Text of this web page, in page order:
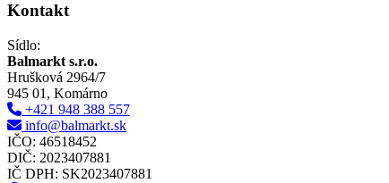
Kontakt
Sídlo:
Balmarkt s.r.o.
Hrušková 2964/7
945 01, Komárno
+421 948 388 557
info@balmarkt.sk
IČO: 46518452
DIČ: 2023407881
IČ DPH: SK2023407881